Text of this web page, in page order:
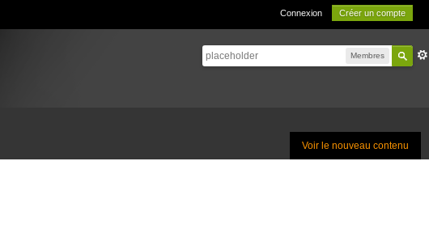
Connexion Créer un compte
Membres
Voir le nouveau contenu